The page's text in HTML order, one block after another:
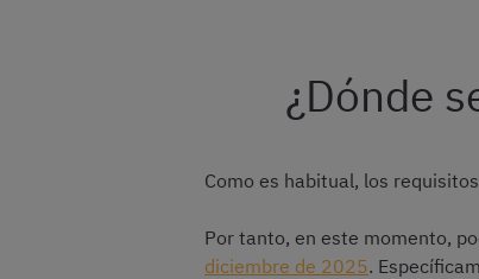
¿Dónde
Como es habitual, los
Por tanto, en este momento,
diciembre de 2025.